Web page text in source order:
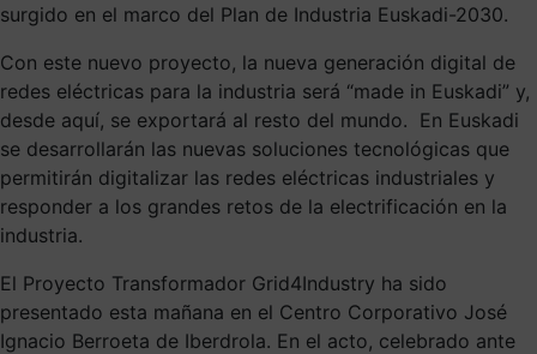
surgido en el marco del Plan de Industria Euskadi-2030.
Con este nuevo proyecto, la nueva generación digital de
redes eléctricas para la industria será “made in Euskadi” y,
desde aquí, se exportará al resto del mundo. En Euskadi
se desarrollarán las nuevas soluciones tecnológicas que
permitirán digitalizar las redes eléctricas industriales y
responder a los grandes retos de la electrificación en la
industria.
El Proyecto Transformador Grid4Industry ha sido
presentado esta mañana en el Centro Corporativo José
Ignacio Berroeta de Iberdrola. En el acto, celebrado ante